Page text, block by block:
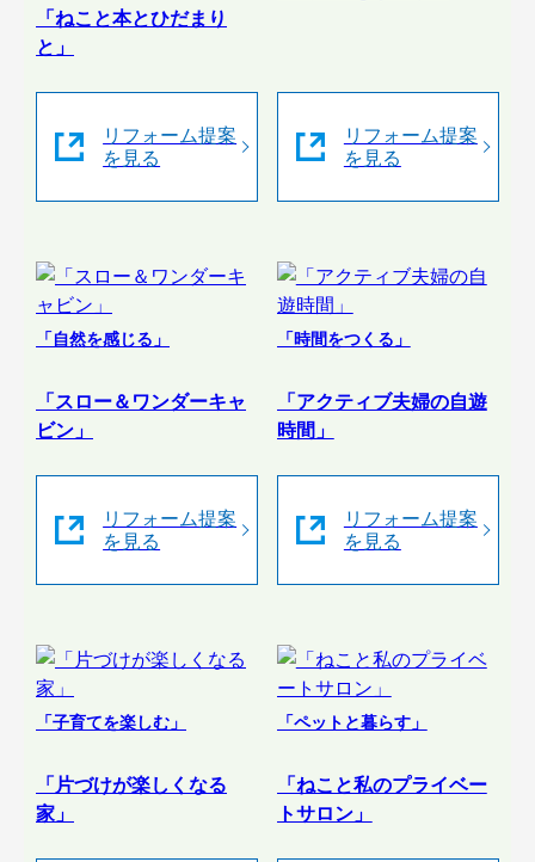
「ねこと本とひだまり
と」
リフォーム提案
を見る
リフォーム提案
を見る
「自然を感じる」
「スロー＆ワンダーキャ
ビン」
リフォーム提案
を見る
「時間をつくる」
「アクティブ夫婦の自遊
時間」
リフォーム提案
を見る
「子育てを楽しむ」
「片づけが楽しくなる
家」
「ペットと暮らす」
「ねこと私のプライベー
トサロン」